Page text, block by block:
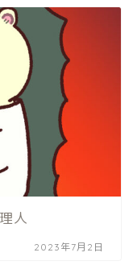
人
2023年7月2日